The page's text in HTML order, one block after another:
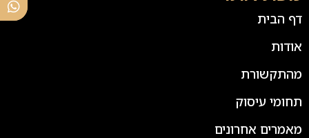
דף הבית
אודות
מהתקשורת
תחומי עיסוק
מאמרים אחרונים